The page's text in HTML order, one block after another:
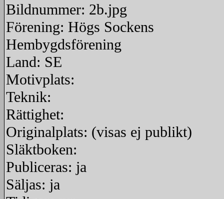
Bildnummer: 2b.jpg
Förening: Högs Sockens
Hembygdsförening
Land: SE
Motivplats:
Teknik:
Rättighet:
Originalplats: (visas ej publikt)
Släktboken:
Publiceras: ja
Säljas: ja